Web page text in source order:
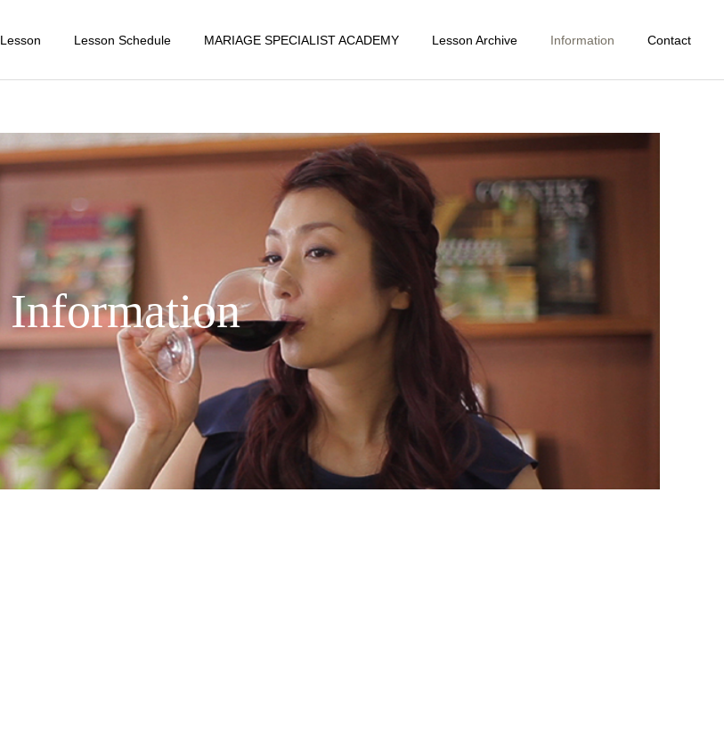
Lesson Lesson Schedule MARIAGE SPECIALIST ACADEMY Lesson Archive Information Contact
Information